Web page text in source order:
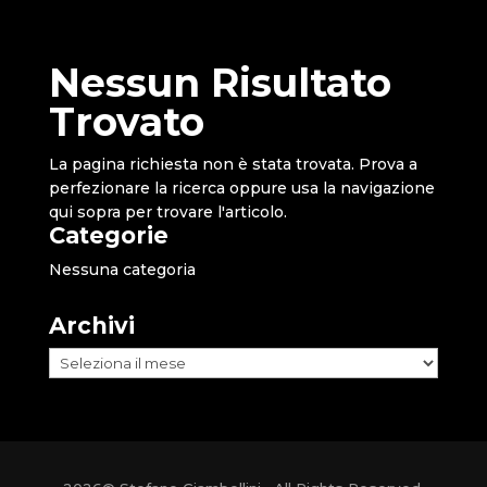
Nessun Risultato
Trovato
La pagina richiesta non è stata trovata. Prova a
perfezionare la ricerca oppure usa la navigazione
qui sopra per trovare l'articolo.
Categorie
Nessuna categoria
Archivi
Archivi